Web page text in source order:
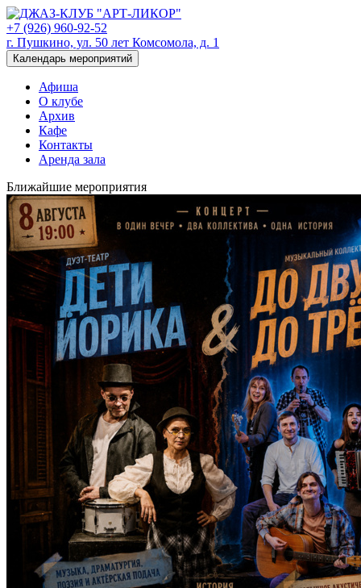
+7 (926) 960-92-52
г. Пушкино, ул. 50 лет Комсомола, д. 1
Календарь мероприятий
Афиша
О клубе
Архив
Кафе
Контакты
Аренда зала
Ближайшие мероприятия